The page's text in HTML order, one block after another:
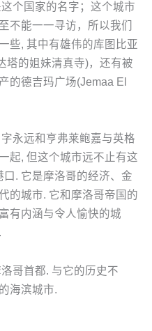
个国家的名字；这个城市
不能一一寻访，所以我们
些, 其中有雄伟的库图比亚
塔的姐妹清真寺)，还有被
的德吉玛广场(Jemaa El
永远和亨弗莱鲍嘉与英格
起, 但这个城市远不止有这
. 它是摩洛哥的经济、金
的城市. 它和摩洛哥帝国的
有内涵与令人愉快的城
哥首都. 与它的历史不
海滨城市.